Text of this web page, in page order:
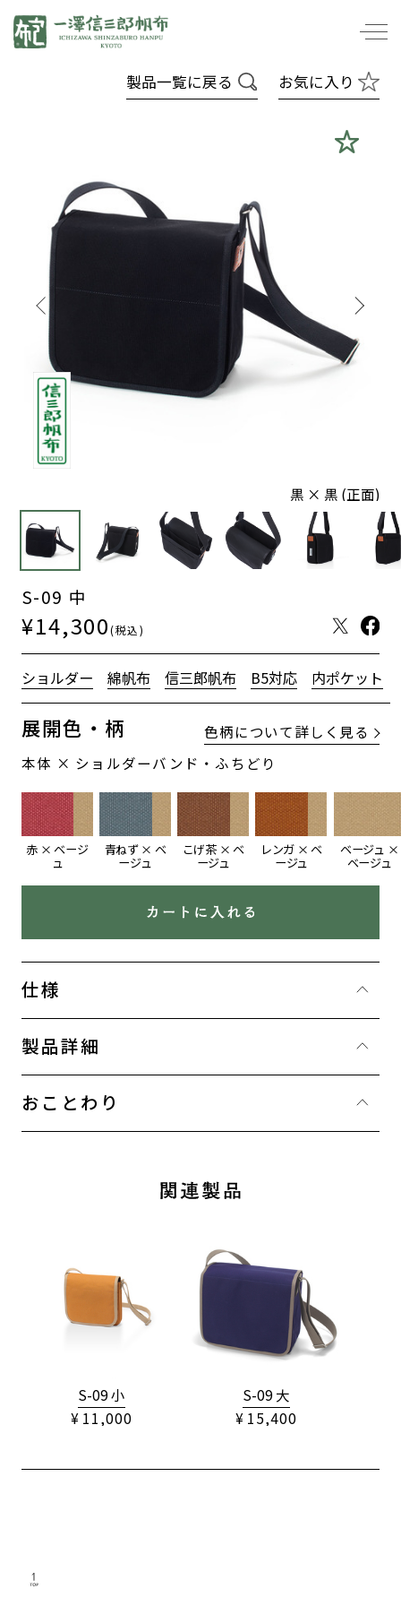
製品一覧に戻る お気に入り
黒 × 黒 (正面)
S-09 中
¥14,300(税込)
ショルダー 綿帆布 信三郎帆布 B5対応 内ポケット
展開色・柄
色柄について詳しく見る
本体 × ショルダーバンド・ふちどり
赤 × ベージ
ュ
青ねず × ベ
ージュ
こげ茶 × ベ
ージュ
レンガ × ベ
ージュ
ベージュ ×
ベージュ
仕様
製品詳細
おことわり
S-09 小
¥ 11,000
S-09 大
¥ 15,400
け位置からではなくかばんの口元から計測して
います。
ご注文の上限を超えました
ご注文数が上限を超えているため、これ以上
大量購入をご希望のお客様はお電話にてお問
ご注文の上限
商品は全部で10種類まで
各製品は1種類につき10個まで